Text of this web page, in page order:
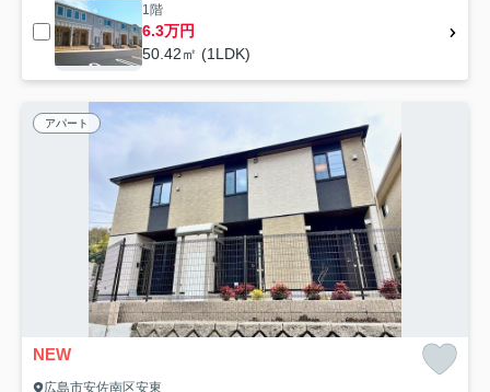
1階
6.3万円
50.42㎡ (1LDK)
アパート
NEW
広島市安佐南区安東